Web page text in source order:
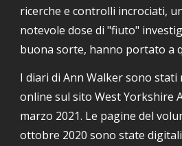
ricerche e controlli incrociati,
notevole dose di "fiuto"
buona sorte, hanno portato a
I diari di Ann Walker sono
online sul sito West Yorkshire
marzo 2021. Le pagine del
ottobre 2020 sono state